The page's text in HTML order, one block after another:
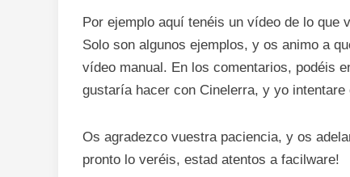
Por ejemplo aquí tenéis un vídeo de lo que
Solo son algunos ejemplos, y os animo a
vídeo manual. En los comentarios, podéis
gustaría hacer con Cinelerra, y yo
Os agradezco vuestra paciencia, y os
pronto lo veréis, estad atentos a facilware!